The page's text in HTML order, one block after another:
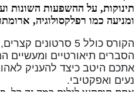
תינוקות, על ההשפעות השונות
ומניעה כמו רפלקסולוגיה,
הקורס כולל 5
הסברים תיאורטיים ומעשיים
אתכם היטב כיצד להעניק
נעים ואפקטיבי.